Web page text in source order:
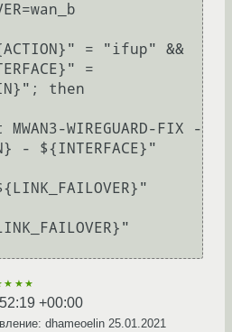
= "ifup" &&
=
then
- ${INTERFACE}"
+00:00
dhameoelin 25.01.2021